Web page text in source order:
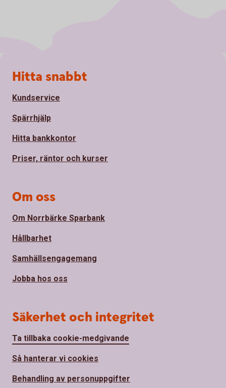
Sidfot
Hitta snabbt
Kundservice
Spärrhjälp
Hitta bankkontor
Priser, räntor och kurser
Om oss
Om Norrbärke Sparbank
Hållbarhet
Samhällsengagemang
Jobba hos oss
Säkerhet och integritet
Ta tillbaka cookie-medgivande
Så hanterar vi cookies
Behandling av personuppgifter